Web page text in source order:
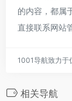
的内容，都属
直接联系网站
1001导航致力于
相关导航